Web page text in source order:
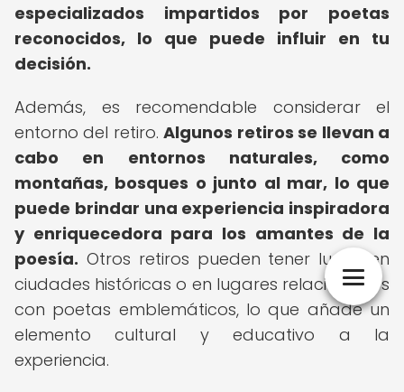
especializados impartidos por poetas
reconocidos, lo que puede influir en tu
decisión.
Además, es recomendable considerar el
entorno del retiro.Algunos retiros se llevan a
cabo en entornos naturales, como
montañas, bosques o junto al mar, lo que
puede brindar una experiencia inspiradora
y enriquecedora para los amantes de la
poesía. Otros retiros pueden tener lugar en
ciudades históricas o en lugares relacionados
con poetas emblemáticos, lo que añade un
elemento cultural y educativo a la
experiencia.